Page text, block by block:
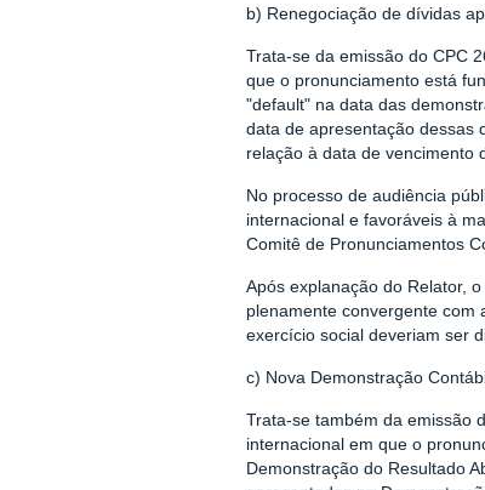
b) Renegociação de dívidas
Trata-se da emissão do CPC
que o pronunciamento está
"default" na data das
data de apresentação dessas
relação à data de vencimento
No processo de audiência
internacional e favoráveis à
Comitê de Pronunciamentos
Após explanação do Relator,
plenamente convergente com
exercício social deveriam ser
c) Nova Demonstração
Trata-se também da emissão
internacional em que o
Demonstração do Resultado